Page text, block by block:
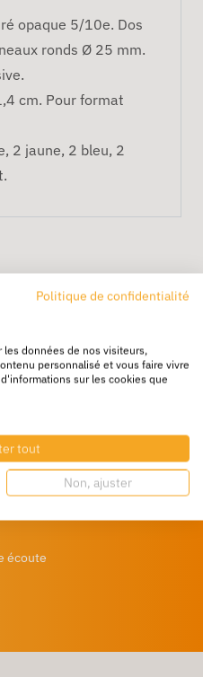
opaque 5/10e. Dos
ronds Ø 25 mm.
cm. Pour format
2 jaune, 2 bleu, 2
l’année
écoute
Politique de confidentialité
les données de nos visiteurs,
personnalisé et vous faire vivre
sur les cookies que
tout
Non, ajuster